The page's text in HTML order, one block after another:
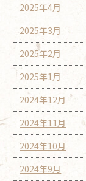
2025年4月
2025年3月
2025年2月
2025年1月
2024年12月
2024年11月
2024年10月
2024年9月